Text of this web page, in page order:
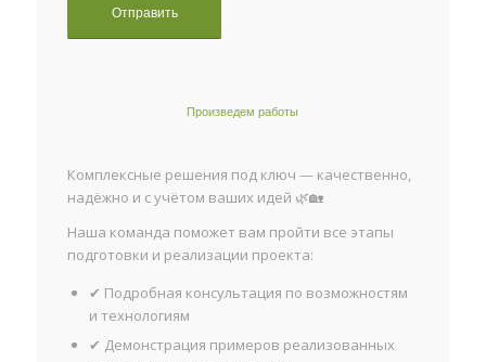
Произведем работы
Комплексные решения под ключ — качественно,
надёжно и с учётом ваших идей 🌿🏡
Наша команда поможет вам пройти все этапы
подготовки и реализации проекта:
✔ Подробная консультация по возможностям
и технологиям
✔ Демонстрация примеров реализованных